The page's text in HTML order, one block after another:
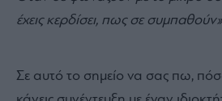
έχεις κερδίσει, πως σε
Σε αυτό το σημείο να σας πω,